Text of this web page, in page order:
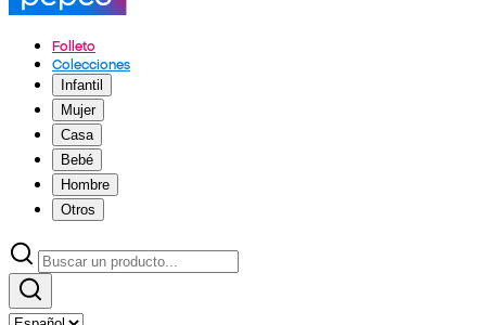
Folleto
Colecciones
Infantil
Mujer
Casa
Bebé
Hombre
Otros